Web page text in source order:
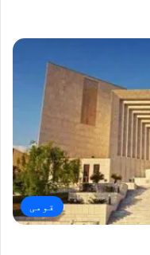
قومی